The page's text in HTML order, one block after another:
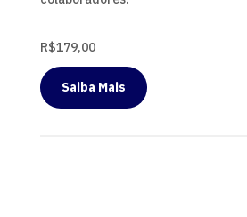
R$179,00
Saiba Mais